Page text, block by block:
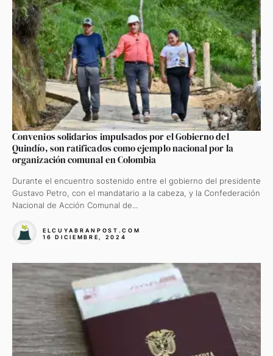
Convenios solidarios impulsados por el Gobierno del
Quindío, son ratificados como ejemplo nacional por la
organización comunal en Colombia
Durante el encuentro sostenido entre el gobierno del presidente
Gustavo Petro, con el mandatario a la cabeza, y la Confederación
Nacional de Acción Comunal de...
ELCUYABRANPOST.COM
16 DICIEMBRE, 2024